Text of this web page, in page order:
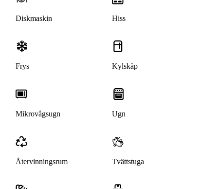
Diskmaskin Hiss
Frys Kylskåp
Mikrovågsugn Ugn
Återvinningsrum Tvättstuga